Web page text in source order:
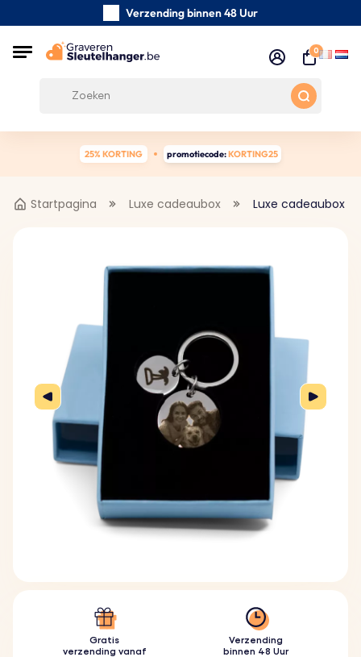
Verzending binnen 48 Uur
Klanten Beoordelingen:
0
25% KORTING promotiecode:KORTING25
Startpagina Luxe cadeaubox Luxe cadeaubox
Gratis
verzending vanaf
Verzending
binnen 48 Uur